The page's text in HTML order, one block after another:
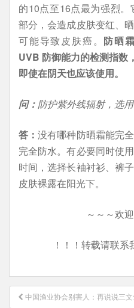
的10点至16点最为强烈
部分，会造成皮肤变红、
可能导致皮肤癌。 防晒
UVB 防御能力的检测指数
即使在阴天也应该使用。
问： 防护紫外线辐射，选
答：没有哪种防晒霜能完
完全防水。有必要同时使
时间，选择长袖衬衫、裤
皮肤裸露在阳光下。
～～～欢
！！！转载请联系
文 中国渔业协会别害人：再说说三